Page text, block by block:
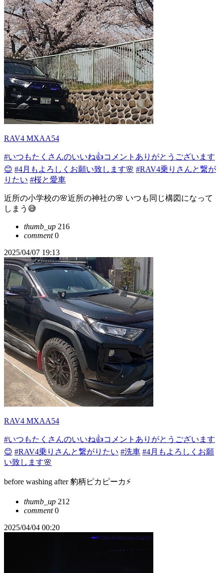
RAV4 MXAA54
#いつもたくさんのいいね👍コメントありがとうございます
😊 #4月もよろしくお願い致します🌸 #RAV4乗りさんと繋が
りたい #桜と愛車
近所の小学校の🌸近所の神社の🌸 いつも同じ構図になって
しまう😅
thumb_up 216
comment0
2025/04/07 19:13
RAV4 MXAA54
#いつもたくさんのいいね👍コメントありがとうございます
😊 #RAV4乗りさんと繋がりたい #洗車 #4月もよろしくお願
い致します🌸
before washing after 豹柄ピカピーカ⚡
thumb_up 212
comment0
2025/04/04 00:20